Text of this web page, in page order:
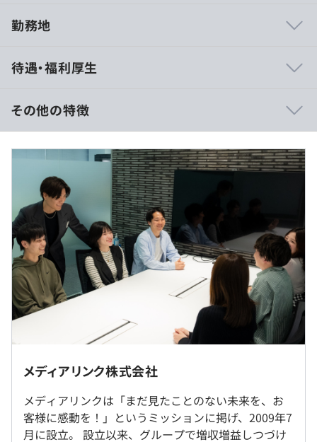
構築しています。
ャレンジできます。
当社は、2009年の創業以来グループ全体で連続増収増益
を達成し続けています。
BtoBマーケットを主戦場として、企業（お客様）とその
先にいる一般消費者（お客様のお客様）とのコミュニケー
ションの課題を、最新のITテクノロジーを活用して解決し
ます。
【具体的な事業内容】
■システムエンジニアリングソリューション事業
■声（音声）によるコミュニケーション自動化のSaas型
■あらゆるカスタマーサポート業務の自動化を実現するチ
ャットボット事業
【自社製品】
勤務地
社内もしくはお客様先での勤務となります。
常駐先は東京23区内が中心です。
◎選択制在宅勤務制度あり
ただし、SESは駐在先の就業規定に準じます。
待遇・福利厚生
【年収500万円〜700万円】
■月給：37万円～52万円
※上記は目安であり、スキル、経験によって優遇いたしま
※固定残業手当は月30時間該当分8万円～10万8千円
※超過した時間外労働の残業手当は追加で全額支給いたし
ます。
（※ は年収提示額を保証するものではありません）
9:00～17:30（実働7.5時間）
※フレックス可：コアタイム（11:00～15:30）
その他の特徴
メディアリンク株式会社
メディアリンクは「まだ見たことのない未来を、お
客様に感動を！」というミッションに掲げ、2009年7
月に設立。 設立以来、グループで増収増益しつづけ